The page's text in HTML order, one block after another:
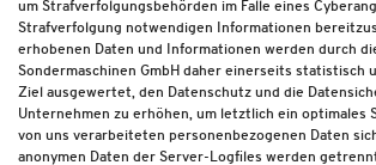
um Strafverfolgungsbehörden im Falle eines
Strafverfolgung notwendigen Informationen
erhobenen Daten und Informationen werden durch
Sondermaschinen GmbH daher einerseits statistisch
Ziel ausgewertet, den Datenschutz und die
Unternehmen zu erhöhen, um letztlich ein optimales
von uns verarbeiteten personenbezogenen Daten
anonymen Daten der Server-Logfiles werden